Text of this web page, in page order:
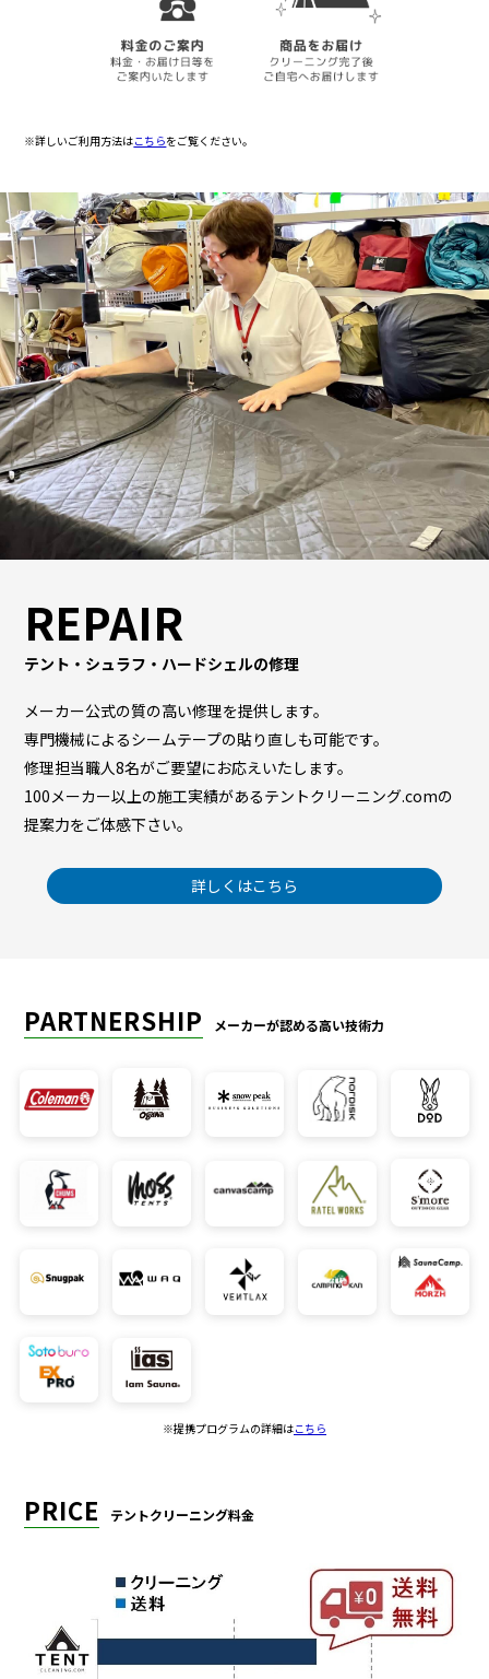
※詳しいご利用方法はこちらをご覧ください。
REPAIR
テント・シュラフ・ハードシェルの修理
メーカー公式の質の高い修理を提供します。
専門機械によるシームテープの貼り直しも可能です。
修理担当職人8名がご要望にお応えいたします。
100メーカー以上の施工実績があるテントクリーニング.comの
提案力をご体感下さい。
詳しくはこちら
PARTNERSHIP メーカーが認める高い技術力
※提携プログラムの詳細はこちら
PRICE テントクリーニング料金